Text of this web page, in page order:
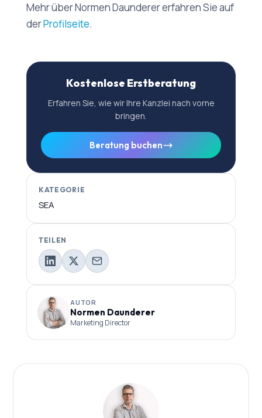
Mehr über Normen Daunderer erfahren Sie auf
derProfilseite.
Kostenlose Erstberatung
Erfahren Sie, wie wir Ihre Kanzlei nach vorne
bringen.
Beratung buchen
KATEGORIE
SEA
TEILEN
AUTOR
Normen Daunderer
Marketing Director